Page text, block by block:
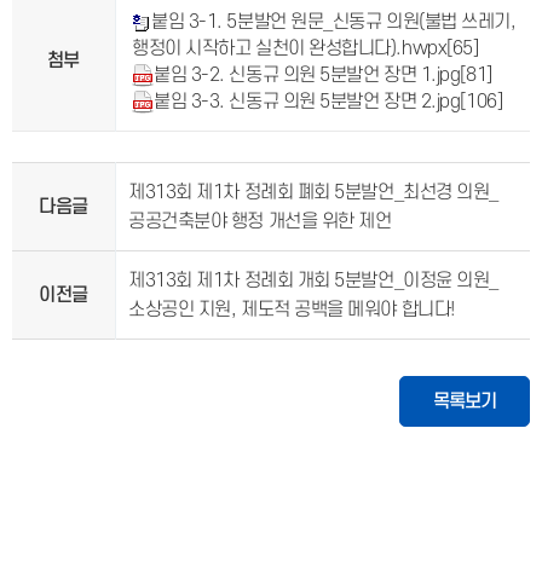
첨부
붙임 3-1. 5분발언 원문_신동규 의원(불법 쓰레기,
행정이 시작하고 실천이 완성합니다).hwpx[65]
붙임 3-2. 신동규 의원 5분발언 장면 1.jpg [81]
붙임 3-3. 신동규 의원 5분발언 장면 2.jpg [106]
다음글
제313회 제1차 정례회 폐회 5분발언_최선경 의원_
공공건축분야 행정 개선을 위한 제언
이전글
제313회 제1차 정례회 개회 5분발언_이정윤 의원_
소상공인 지원, 제도적 공백을 메워야 합니다!
목록보기